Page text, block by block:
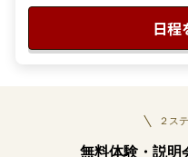
日程
２ス
無料体験・説明